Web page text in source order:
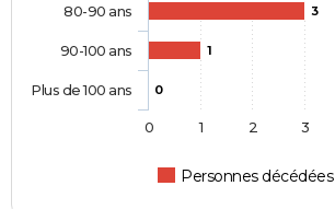
3
1
0
Personnes décédées
80-90 ans
90-100 ans
Plus de 100 ans
0 1 2 3